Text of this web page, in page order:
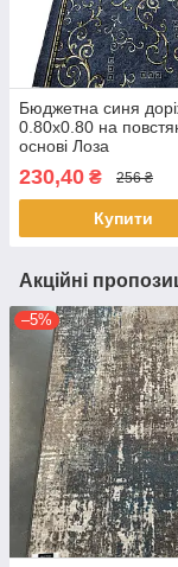
Бюджетна синя
0.80х0.80 на
основі Лоза
230,40 ₴ 256 ₴
Купити
Акційні
–5%